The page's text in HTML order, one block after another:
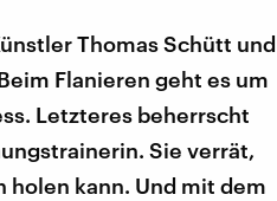
Thomas Schütt und
Flanieren geht es um
Letzteres beherrscht
Sie verrät,
holen kann. Und mit dem